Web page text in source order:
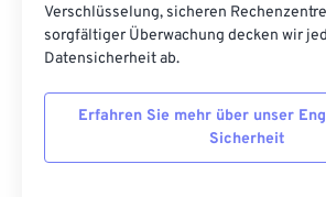
Verschlüsselung, sicheren
sorgfältiger Überwachung decken wir
Datensicherheit ab.
Erfahren Sie mehr über unser
Sicherheit